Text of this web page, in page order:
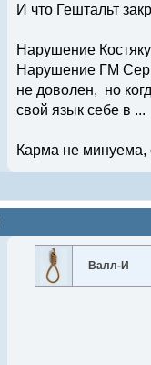
И что Гештальт
Нарушение
Нарушение ГМ Серп
не доволен, но
свой язык себе в ...
Карма не минуема,
Валл-И